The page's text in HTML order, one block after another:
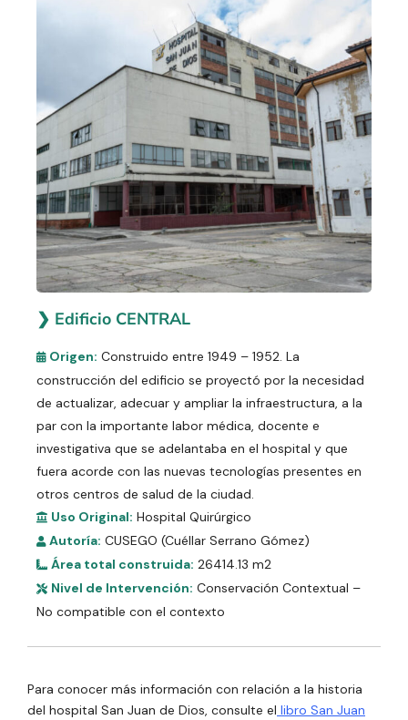
❯ Edificio CENTRAL
Origen: Construido entre 1949 – 1952. La
construcción del edificio se proyectó por la necesidad
de actualizar, adecuar y ampliar la infraestructura, a la
par con la importante labor médica, docente e
investigativa que se adelantaba en el hospital y que
fuera acorde con las nuevas tecnologías presentes en
otros centros de salud de la ciudad.
Uso Original: Hospital Quirúrgico
Autoría: CUSEGO (Cuéllar Serrano Gómez)
Área total construida: 26414.13 m2
Nivel de Intervención: Conservación Contextual –
No compatible con el contexto
Para conocer más información con relación a la historia
del hospital San Juan de Dios, consulte el libro San Juan